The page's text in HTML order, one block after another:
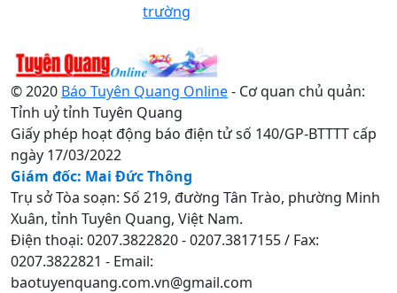
trường
© 2020 Báo Tuyên Quang Online- Cơ quan chủ quản:
Tỉnh uỷ tỉnh Tuyên Quang
Giấy phép hoạt động báo điện tử số 140/GP-BTTTT cấp
ngày 17/03/2022
Giám đốc: Mai Đức Thông
Trụ sở Tòa soạn: Số 219, đường Tân Trào, phường Minh
Xuân, tỉnh Tuyên Quang, Việt Nam.
Điện thoại: 0207.3822820 - 0207.3817155 / Fax:
0207.3822821 - Email:
baotuyenquang.com.vn@gmail.com